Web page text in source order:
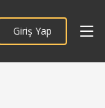
Giriş Yap